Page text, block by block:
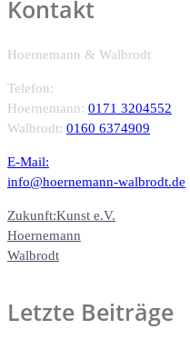
Kontakt
Hoernemann & Walbrodt
Telefon:
Hoernemann: 0171 3204552
Walbrodt: 0160 6374909
E-Mail:
info@hoernemann-walbrodt.de
Zukunft:Kunst e.V.
Hoernemann
Walbrodt
Letzte Beiträge